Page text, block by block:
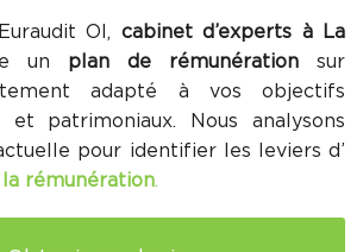
OI, cabinet d’experts à La
un plan de rémunération sur
adapté à vos objectifs
et patrimoniaux. Nous analysons
pour identifier les leviers d’
rémunération